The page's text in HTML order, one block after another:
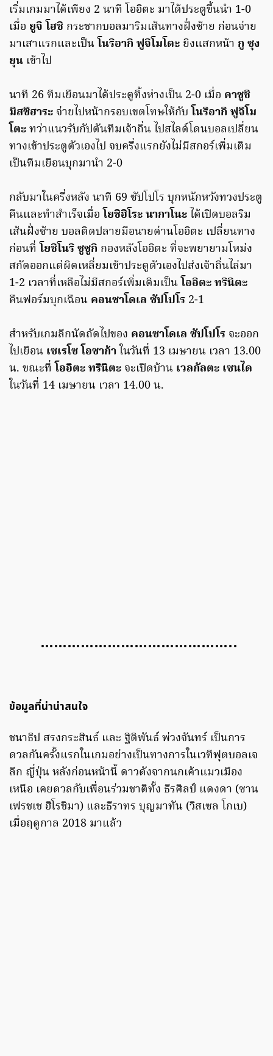
เริ่มเกมมาได้เพียง 2 นาที โออิตะ มาได้ประตูขึ้นนำ 1-0
เมื่อ ยูจิ โฮชิ กระชากบอลมาริมเส้นทางฝั่งซ้าย ก่อนจ่าย
มาเสาแรกและเป็นโนริอากิ ฟูจิโมโตะ ยิงแสกหน้า กู ซุง
ยุน เข้าไป
นาที 26 ทีมเยือนมาได้ประตูทิ้งห่างเป็น 2-0 เมื่อ คาซูชิ
มิสซึฮาระ จ่ายไปหน้ากรอบเขตโทษให้กับโนริอากิ ฟูจิโม
โตะทว่าแนวรับกัปตันทีมเจ้าถิ่น ไปสไลด์โดนบอลเปลี่ยน
ทางเข้าประตูตัวเองไป จบครึ่งแรกยังไม่มีสกอร์เพิ่มเติม
เป็นทีมเยือนบุกมานำ 2-0
กลับมาในครึ่งหลัง นาที 69 ซัปโปโร บุกหนักหวังทวงประตู
คืนและทำสำเร็จเมื่อโยชิฮิโระ นากาโนะ ได้เปิดบอลริม
เส้นฝั่งซ้าย บอลติดปลายมือนายด่านโออิตะ เปลี่ยนทาง
ก่อนที่โยชิโนริ ซูซูกิ กองหลังโออิตะ ที่จะพยายามโหม่ง
สกัดออกแต่ผิดเหลี่ยมเข้าประตูตัวเองไปส่งเจ้าถิ่นไล่มา
1-2 เวลาที่เหลือไม่มีสกอร์เพิ่มเติมเป็นโออิตะ ทรินิตะ
คืนฟอร์มบุกเฉือน คอนซาโดเล ซัปโปโร 2-1
สำหรับเกมลีกนัดถัดไปของ คอนซาโดเล ซัปโปโร จะออก
ไปเยือน เซเรโซ โอซาก้าในวันที่ 13 เมษายน เวลา 13.00
น. ขณะที่โออิตะ ทรินิตะ จะเปิดบ้าน เวลกัลตะ เซนได
ในวันที่ 14 เมษายน เวลา 14.00 น.
……………………………………..
ข้อมูลที่น่าน่าสนใจ
ชนาธิป สรงกระสินธ์ และ ฐิติพันธ์ พ่วงจันทร์ เป็นการ
ดวลกันครั้งแรกในเกมอย่างเป็นทางการในเวทีฟุตบอลเจ
ลีก ญี่ปุ่น หลังก่อนหน้านี้ ดาวดังจากนกเค้าแมวเมือง
เหนือ เคยดวลกับเพื่อนร่วมชาติทั้ง ธีรศิลป์ แดงดา (ซาน
เฟรชเช ฮิโรชิมา) และธีราทร บุญมาทัน (วิสเซล โกเบ)
เมื่อฤดูกาล 2018 มาแล้ว